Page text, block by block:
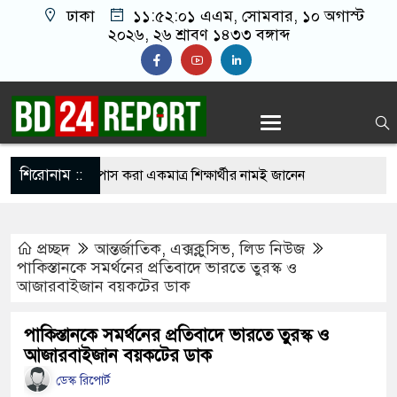
ঢাকা ১১:৫২:০২ এএম, সোমবার, ১০ অগাস্ট
২০২৬, ২৬ শ্রাবণ ১৪৩৩ বঙ্গাব্দ
শিরোনাম ::
পরীক্ষার্থী, পাস করা একমাত্র শিক্ষার্থীর নামই জানেন
গেছে ফ্যাসিবাদী সরকার, এখন পুনর্গঠনের পালা:
১৬ বাংলাদেশি নি’হ’ত, চুল কাটতে গিয়ে বেঁচে
প্রচ্ছদ আন্তর্জাতিক, এক্সক্লুসিভ,লিড নিউজ
পাকিস্তানকে সমর্থনের প্রতিবাদে ভারতে তুরস্ক ও
আজারবাইজান বয়কটের ডাক
পাকিস্তানকে সমর্থনের প্রতিবাদে ভারতে তুরস্ক ও
আজারবাইজান বয়কটের ডাক
ডেস্ক রিপোর্ট